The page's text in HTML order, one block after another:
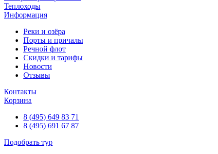
Теплоходы
Информация
Реки и озёра
Порты и причалы
Речной флот
Скидки и тарифы
Новости
Отзывы
Контакты
Корзина
8 (495) 649 83 71
8 (495) 691 67 87
Подобрать тур